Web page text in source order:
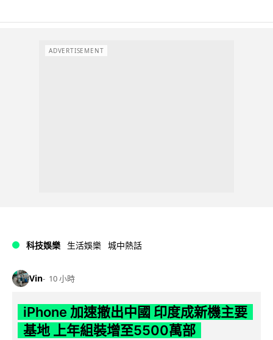
ADVERTISEMENT
科技娛樂 生活娛樂 城中熱話
Vin 10 小時
iPhone 加速撤出中國 印度成新機主要
基地 上年組裝增至5500萬部